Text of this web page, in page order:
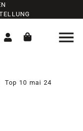
Top 10 mai 24